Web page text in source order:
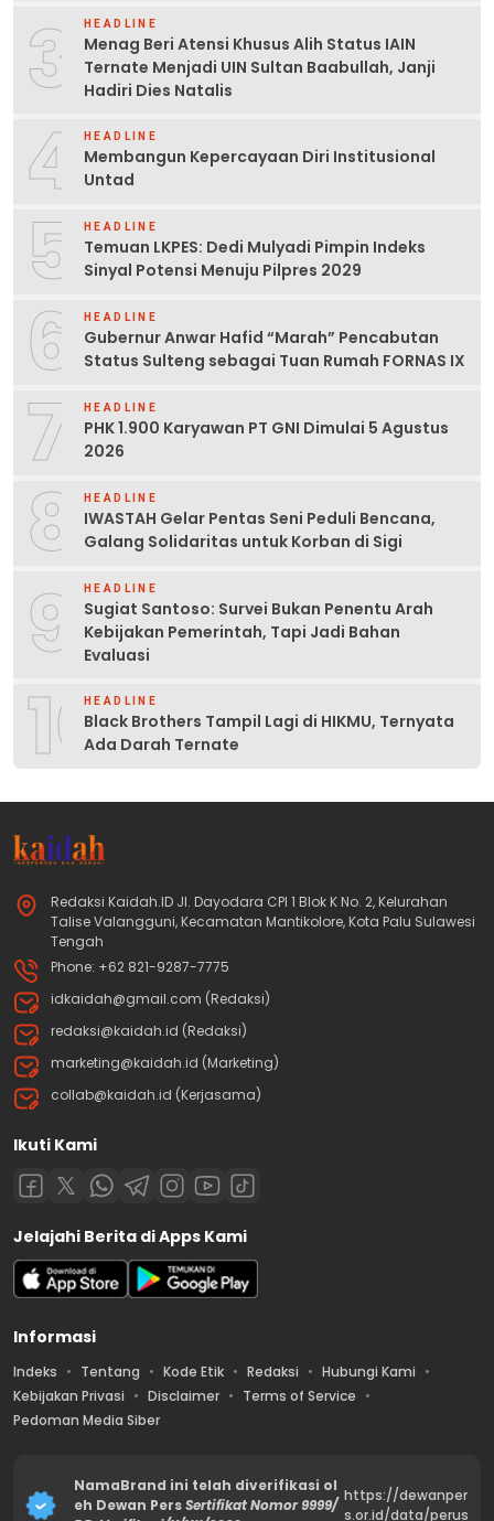
3 HEADLINE
Menag Beri Atensi Khusus Alih Status IAIN
Ternate Menjadi UIN Sultan Baabullah, Janji
Hadiri Dies Natalis
4 HEADLINE
Membangun Kepercayaan Diri Institusional
Untad
5 HEADLINE
Temuan LKPES: Dedi Mulyadi Pimpin Indeks
Sinyal Potensi Menuju Pilpres 2029
6 HEADLINE
Gubernur Anwar Hafid “Marah” Pencabutan
Status Sulteng sebagai Tuan Rumah FORNAS IX
7 HEADLINE
PHK 1.900 Karyawan PT GNI Dimulai 5 Agustus
2026
8 HEADLINE
IWASTAH Gelar Pentas Seni Peduli Bencana,
Galang Solidaritas untuk Korban di Sigi
9 HEADLINE
Sugiat Santoso: Survei Bukan Penentu Arah
Kebijakan Pemerintah, Tapi Jadi Bahan
Evaluasi
10HEADLINE
Black Brothers Tampil Lagi di HIKMU, Ternyata
Ada Darah Ternate
Redaksi Kaidah.ID Jl. Dayodara CPI 1 Blok K No. 2, Kelurahan
Talise Valangguni, Kecamatan Mantikolore, Kota Palu Sulawesi
Tengah
Phone: +62 821-9287-7775
idkaidah@gmail.com (Redaksi)
redaksi@kaidah.id (Redaksi)
marketing@kaidah.id (Marketing)
collab@kaidah.id (Kerjasama)
Ikuti Kami
Jelajahi Berita di Apps Kami
Informasi
Indeks Tentang Kode Etik Redaksi
Hubungi Kami
Kebijakan Privasi
Disclaimer
Terms of Service
Pedoman Media Siber
NamaBrand ini telah diverifikasi ol
eh Dewan PersSertifikat Nomor 9999/
https://dewanper
s.or.id/data/perus